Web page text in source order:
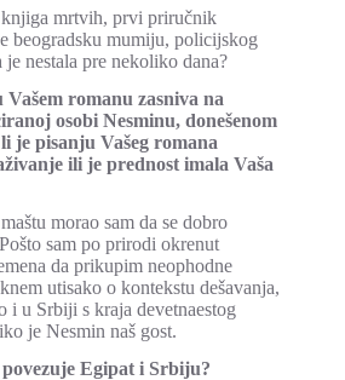
mrtvih, prvi priručnik
beogradsku mumiju, policijskog
nestala pre nekoliko dana?
Vašem romanu zasniva na
osobi Nesminu, donešenom
je pisanju Vašeg romana
ili je prednost imala Vaša
morao sam da se dobro
sam po prirodi okrenut
da prikupim neophodne
utisako o kontekstu dešavanja,
i u Srbiji s kraja devetnaestog
je Nesmin naš gost.
Egipat i Srbiju?